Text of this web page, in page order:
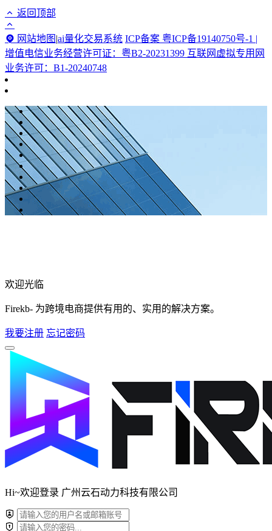
返回顶部
网站地图 |ai量化交易系统 ICP备案 粤ICP备19140750号-1 |
增值电信业务经营许可证：粤B2-20231399 互联网虚拟专用网
业务许可：B1-20240748
欢迎光临
Firekb- 为跨境电商提供有用的、实用的解决方案。
我要注册 忘记密码
Hi~欢迎登录 广州云石动力科技有限公司